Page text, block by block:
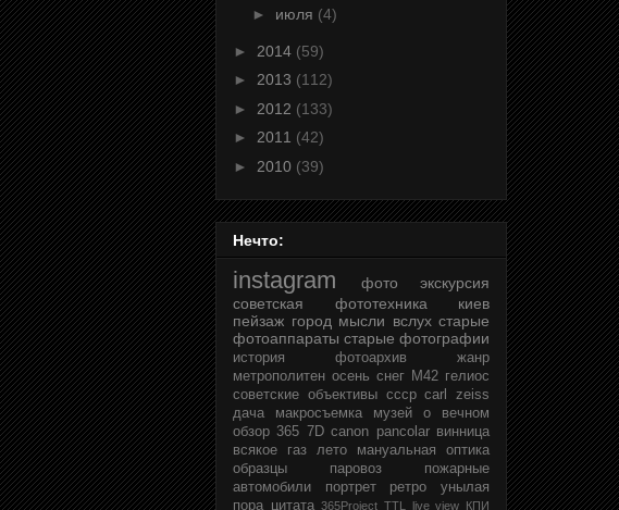
► июля (4)
► 2014 (59)
► 2013 (112)
► 2012 (133)
► 2011 (42)
► 2010 (39)
Нечто:
instagram фото
экскурсия
советская фототехника
киев
пейзаж город мысли вслух старые
фотоаппараты старые фотографии
история фотоархив
жанр
метрополитен осень снег М42 гелиос
советские объективы ссср carl zeiss
дача
макросъемка музей
о вечном
обзор 365 7D canon pancolar винница
всякое
газ лето
мануальная оптика
образцы
паровоз
пожарные
автомобили
портрет ретро
унылая
пора цитата 365Project TTL live view
КПИ